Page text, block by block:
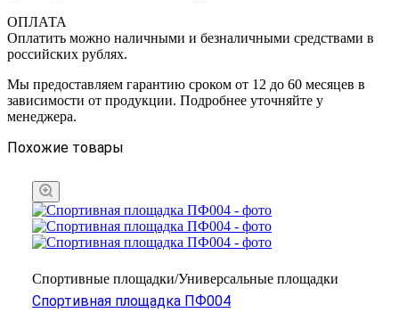
ОПЛАТА
Оплатить можно наличными и безналичными средствами в
российских рублях.
Мы предоставляем гарантию сроком от 12 до 60 месяцев в
зависимости от продукции. Подробнее уточняйте у
менеджера.
Похожие товары
Спортивные площадки/Универсальные площадки
Спортивная площадка ПФ004